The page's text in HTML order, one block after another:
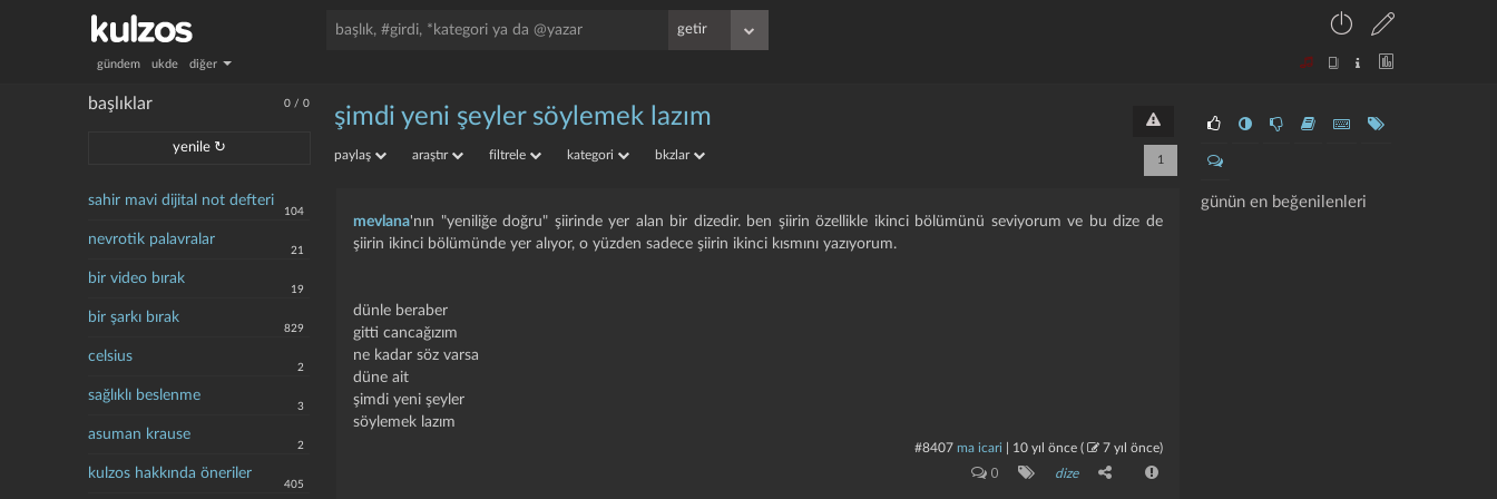
gündem ukde diğer
0 /0
başlıklar
yenile ↻
sahir mavi dijital not defteri
104
nevrotik palavralar
21
bir video bırak
19
bir şarkı bırak
829
celsius
2
sağlıklı beslenme
3
asuman krause
2
kulzos hakkında öneriler
405
günün en beğenilenleri
şimdi yeni şeyler söylemek lazım
paylaş araştır filtrele kategori bkzlar 1
mevlana'nın "yeniliğe doğru" şiirinde yer alan bir dizedir. ben şiirin özellikle ikinci bölümünü seviyorum ve bu dize de
şiirin ikinci bölümünde yer alıyor, o yüzden sadece şiirin ikinci kısmını yazıyorum.
dünle beraber
gitti cancağızım
ne kadar söz varsa
düne ait
şimdi yeni şeyler
söylemek lazım
#8407 ma icari 10 yıl önce ( 7 yıl önce)
0 dize